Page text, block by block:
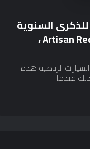
2025 تم إطلاق Mazda MX -5 للذكرى السنوية
35 في ماليزيا – RF 2.0L في ، Artisan Red ،
الرياضية هذه
عندما…